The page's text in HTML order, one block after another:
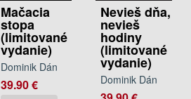
Mačacia
stopa
(limitované
vydanie)
Dominik Dán
39.90 €
Nevieš dňa,
nevieš
hodiny
(limitované
vydanie)
Dominik Dán